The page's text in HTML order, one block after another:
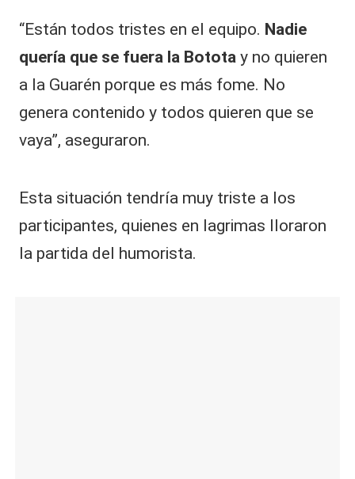
“Están todos tristes en el equipo. Nadie
quería que se fuera la Botota y no quieren
a la Guarén porque es más fome. No
genera contenido y todos quieren que se
vaya”, aseguraron.
Esta situación tendría muy triste a los
participantes, quienes en lagrimas lloraron
la partida del humorista.